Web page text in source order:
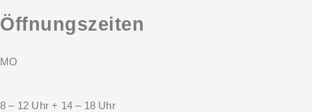
Öffnungszeiten
MO
8 – 12 Uhr + 14 – 18 Uhr